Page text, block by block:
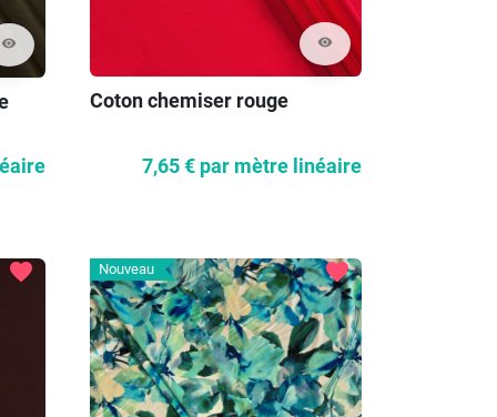
visibility visibility
Coton chemiser rouge
7,65 € par mètre linéaire
favorite Nouveau favorite